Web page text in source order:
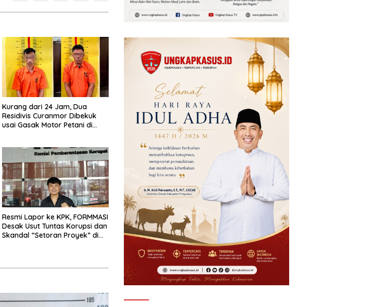
Kurang dari 24 Jam, Dua
Residivis Curanmor Dibekuk
usai Gasak Motor Petani di
Resmi Lapor ke KPK, FORMMASI
Desak Usut Tuntas Korupsi dan
Skandal “Setoran Proyek” di